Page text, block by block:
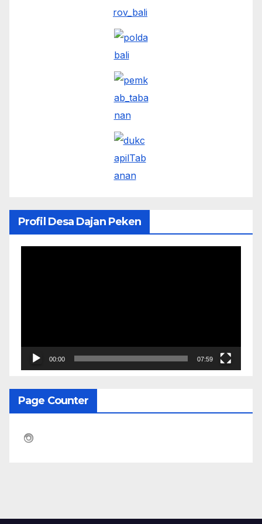
Profil Desa Dajan Peken
00:00 07:59
Page Counter